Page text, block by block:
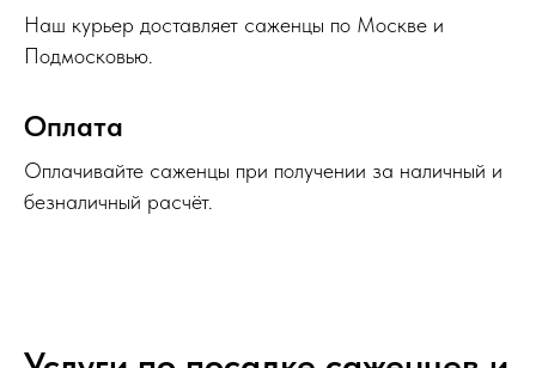
Наш курьер доставляет саженцы по Москве и
Подмосковью.
Оплата
Оплачивайте саженцы при получении за наличный и
безналичный расчёт.